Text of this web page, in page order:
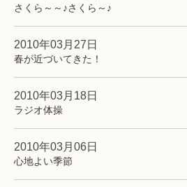
さくら～～♪さくら～♪
2010年03月27日
春が近づいてきた！
2010年03月18日
ラジオ体操
2010年03月06日
心地よい季節